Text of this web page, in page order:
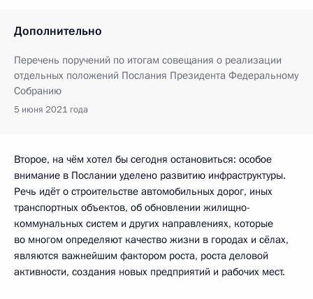
Дополнительно
Перечень поручений по итогам совещания о реализации
отдельных положений Послания Президента Федеральному
Собранию
5 июня 2021 года
Второе, на чём хотел бы сегодня остановиться: особое
внимание в Послании уделено развитию инфраструктуры.
Речь идёт о строительстве автомобильных дорог, иных
транспортных объектов, об обновлении жилищно-
коммунальных систем и других направлениях, которые
во многом определяют качество жизни в городах и сёлах,
являются важнейшим фактором роста, роста деловой
активности, создания новых предприятий и рабочих мест.